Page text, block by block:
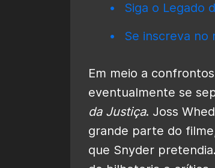
Siga o Legado
Se inscreva no
Em meio a
eventualmente se
da Justiça. Joss
grande parte do
que Snyder